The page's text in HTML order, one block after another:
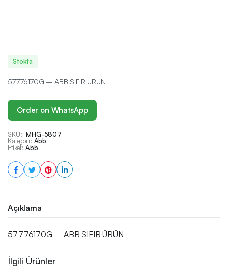
Stokta
57776170G – ABB SIFIR ÜRÜN
Order on WhatsApp
SKU: MHG-5807
Kategori: Abb
Etiket: Abb
Açıklama
57776170G – ABB SIFIR ÜRÜN
İlgili Ürünler